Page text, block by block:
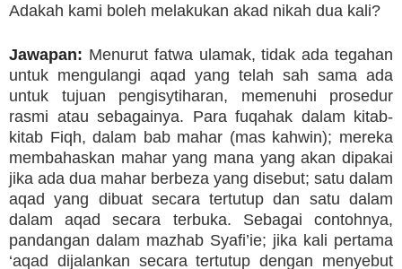
Adakah kami boleh melakukan akad nikah dua kali?
Jawapan: Menurut fatwa ulamak, tidak ada tegahan
untuk mengulangi aqad yang telah sah sama ada
untuk tujuan pengisytiharan, memenuhi prosedur
rasmi atau sebagainya. Para fuqahak dalam kitab-
kitab Fiqh, dalam bab mahar (mas kahwin); mereka
membahaskan mahar yang mana yang akan dipakai
jika ada dua mahar berbeza yang disebut; satu dalam
aqad yang dibuat secara tertutup dan satu dalam
dalam aqad secara terbuka. Sebagai contohnya,
pandangan dalam mazhab Syafi’ie; jika kali pertama
‘aqad dijalankan secara tertutup dengan menyebut